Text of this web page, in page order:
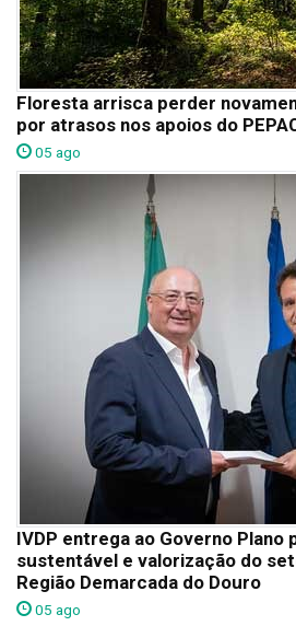
Floresta arrisca perder
por atrasos nos apoios do
05 ago
IVDP entrega ao Governo Plano
sustentável e valorização do
Região Demarcada do Douro
05 ago